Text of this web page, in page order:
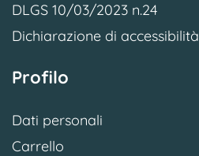
DLGS 10/03/2023 n.24
Dichiarazione di accessibilità
Profilo
Dati personali
Carrello